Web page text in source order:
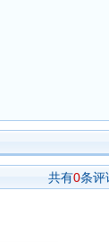
共有0条评